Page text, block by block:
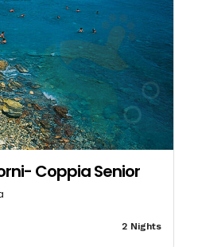
Coppia Senior
2 Nights